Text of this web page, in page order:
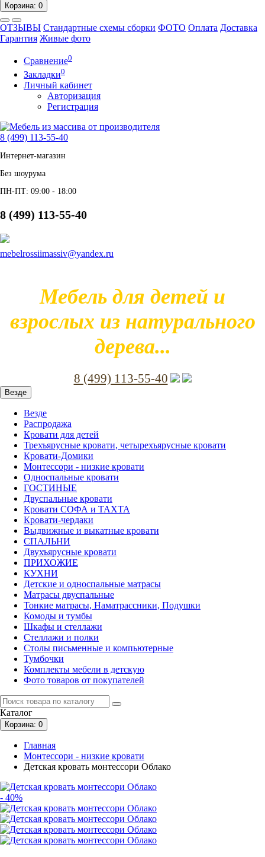
Корзина: 0
ОТЗЫВЫ Стандартные схемы сборки ФОТО Оплата Доставка
Гарантия Живые фото
Сравнение0
Закладки0
Личный кабинет
Авторизация
Регистрация
8 (499) 113-55-40
Интернет-магазин
Без шоурума
ПН-ПТ: 09:00 - 18:00
8 (499) 113-55-40
mebelrossiimassiv@yandex.ru
Мебель для детей и
взрослых из натурального
дерева...
8 (499) 113-55-40
Везде
Везде
Распродажа
Кровати для детей
Трехъярусные кровати, четырехъярусные кровати
Кровати-Домики
Монтессори - низкие кровати
Односпальные кровати
ГОСТИНЫЕ
Двуспальные кровати
Кровати СОФА и ТАХТА
Кровати-чердаки
Выдвижные и выкатные кровати
СПАЛЬНИ
Двухъярусные кровати
ПРИХОЖИЕ
КУХНИ
Детские и односпальные матрасы
Матрасы двуспальные
Тонкие матрасы, Наматрассники, Подушки
Комоды и тумбы
Шкафы и стеллажи
Стеллажи и полки
Столы письменные и компьютерные
Тумбочки
Комплекты мебели в детскую
Фото товаров от покупателей
Каталог
Корзина: 0
Главная
Монтессори - низкие кровати
Детская кровать монтессори Облако
- 40%